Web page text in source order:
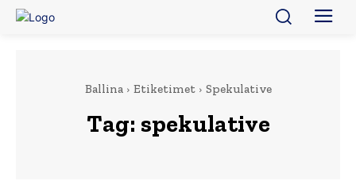
Ballina Etiketimet Spekulative
Tag: spekulative